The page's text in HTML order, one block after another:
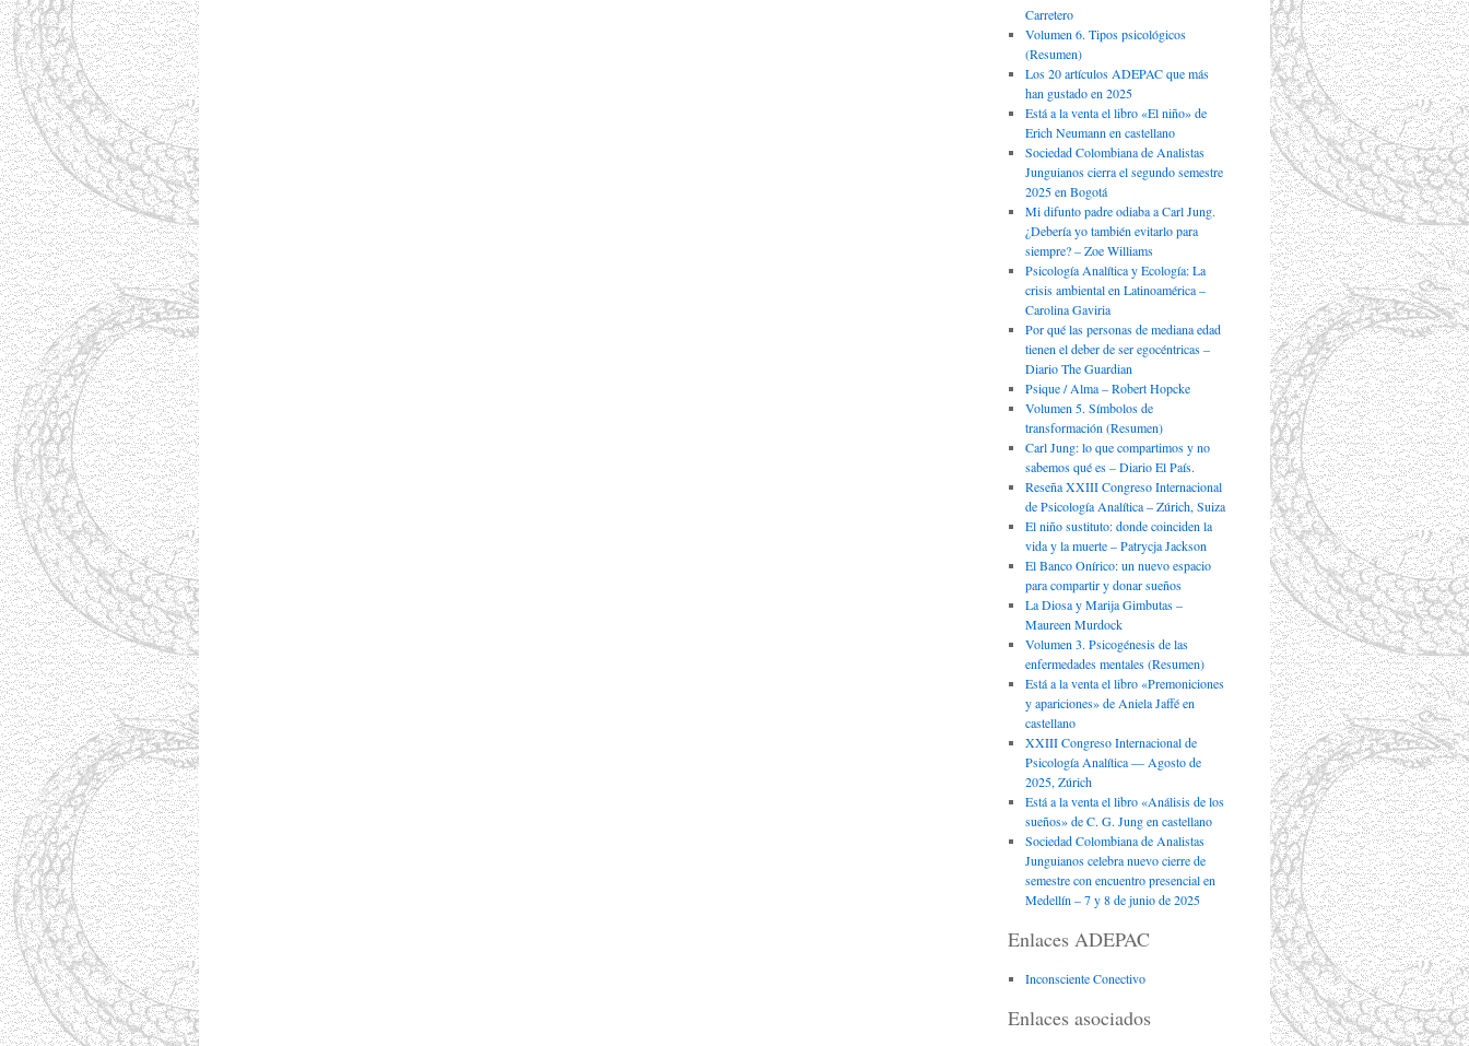
Carretero
Volumen 6. Tipos psicológicos
(Resumen)
Los 20 artículos ADEPAC que más
han gustado en 2025
Está a la venta el libro «El niño» de
Erich Neumann en castellano
Sociedad Colombiana de Analistas
Junguianos cierra el segundo semestre
2025 en Bogotá
Mi difunto padre odiaba a Carl Jung.
¿Debería yo también evitarlo para
siempre? – Zoe Williams
Psicología Analítica y Ecología: La
crisis ambiental en Latinoamérica –
Carolina Gaviria
Por qué las personas de mediana edad
tienen el deber de ser egocéntricas –
Diario The Guardian
Psique / Alma – Robert Hopcke
Volumen 5. Símbolos de
transformación (Resumen)
Carl Jung: lo que compartimos y no
sabemos qué es – Diario El País.
Reseña XXIII Congreso Internacional
de Psicología Analítica – Zúrich, Suiza
El niño sustituto: donde coinciden la
vida y la muerte – Patrycja Jackson
El Banco Onírico: un nuevo espacio
para compartir y donar sueños
La Diosa y Marija Gimbutas –
Maureen Murdock
Volumen 3. Psicogénesis de las
enfermedades mentales (Resumen)
Está a la venta el libro «Premoniciones
y apariciones» de Aniela Jaffé en
castellano
XXIII Congreso Internacional de
Psicología Analítica — Agosto de
2025, Zúrich
Está a la venta el libro «Análisis de los
sueños» de C. G. Jung en castellano
Sociedad Colombiana de Analistas
Junguianos celebra nuevo cierre de
semestre con encuentro presencial en
Medellín – 7 y 8 de junio de 2025
Enlaces ADEPAC
Inconsciente Conectivo
Enlaces asociados